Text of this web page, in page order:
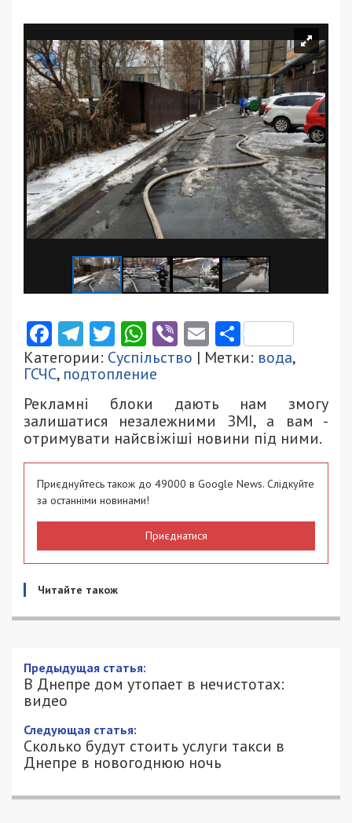
Facebook
Telegram
Twitter
WhatsApp
ViberEmail
Категории: Суспільство | Метки: вода,
ГСЧС, подтопление
Рекламні блоки дають нам змогу
залишатися незалежними ЗМІ, а вам -
отримувати найсвіжіші новини під ними.
Приєднуйтесь також до 49000 в Google News. Слідкуйте
за останніми новинами!
Приєднатися
Читайте також
Предыдущая статья:
В Днепре дом утопает в нечистотах:
видео
Следующая статья:
Сколько будут стоить услуги такси в
Днепре в новогоднюю ночь